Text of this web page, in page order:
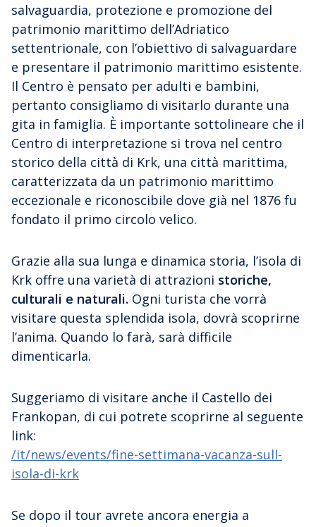
salvaguardia, protezione e promozione del
patrimonio marittimo dell’Adriatico
settentrionale, con l’obiettivo di salvaguardare
e presentare il patrimonio marittimo esistente.
Il Centro è pensato per adulti e bambini,
pertanto consigliamo di visitarlo durante una
gita in famiglia. È importante sottolineare che il
Centro di interpretazione si trova nel centro
storico della città di Krk, una città marittima,
caratterizzata da un patrimonio marittimo
eccezionale e riconoscibile dove già nel 1876 fu
fondato il primo circolo velico.
Grazie alla sua lunga e dinamica storia, l’isola di
Krk offre una varietà di attrazioni storiche,
culturali e naturali. Ogni turista che vorrà
visitare questa splendida isola, dovrà scoprirne
l’anima. Quando lo farà, sarà difficile
dimenticarla.
Suggeriamo di visitare anche il Castello dei
Frankopan, di cui potrete scoprirne al seguente
link:
/it/news/events/fine-settimana-vacanza-sull-
isola-di-krk
Se dopo il tour avrete ancora energia a